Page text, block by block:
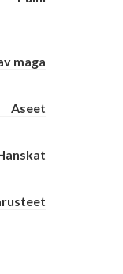
maga
Aseet